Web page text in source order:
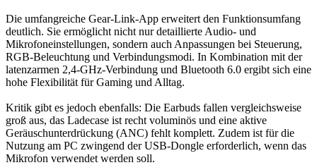
Die umfangreiche Gear-Link-App erweitert den Funktionsumfang
deutlich. Sie ermöglicht nicht nur detaillierte Audio- und
Mikrofoneinstellungen, sondern auch Anpassungen bei Steuerung,
RGB-Beleuchtung und Verbindungsmodi. In Kombination mit der
latenzarmen 2,4-GHz-Verbindung und Bluetooth 6.0 ergibt sich eine
hohe Flexibilität für Gaming und Alltag.
Kritik gibt es jedoch ebenfalls: Die Earbuds fallen vergleichsweise
groß aus, das Ladecase ist recht voluminös und eine aktive
Geräuschunterdrückung (ANC) fehlt komplett. Zudem ist für die
Nutzung am PC zwingend der USB-Dongle erforderlich, wenn das
Mikrofon verwendet werden soll.